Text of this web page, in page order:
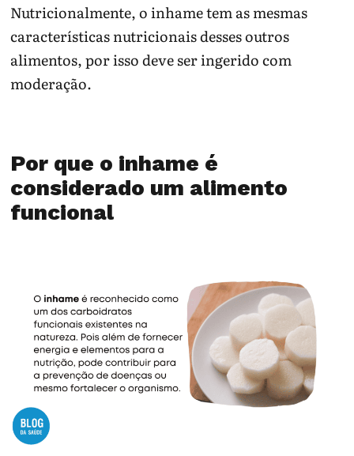
Nutricionalmente, o inhame tem as mesmas
características nutricionais desses outros
alimentos, por isso deve ser ingerido com
moderação.
Por que o inhame é
considerado um alimento
funcional